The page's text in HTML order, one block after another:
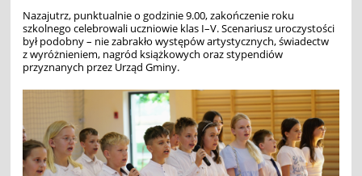
Nazajutrz, punktualnie o godzinie 9.00, zakończenie roku
szkolnego celebrowali uczniowie klas I–V. Scenariusz uroczystości
był podobny – nie zabrakło występów artystycznych, świadectw
z wyróżnieniem, nagród książkowych oraz stypendiów
przyznanych przez Urząd Gminy.